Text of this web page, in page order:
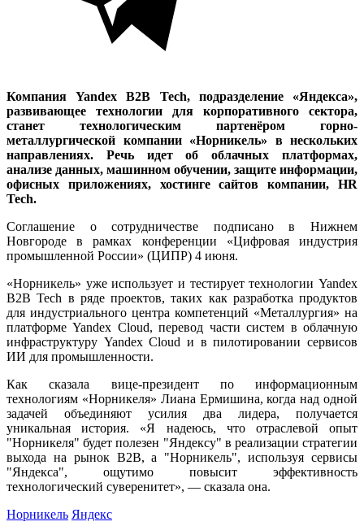
Компания Yandex B2B Tech, подразделение «Яндекса»,
развивающее технологии для корпоративного сектора,
станет технологическим партенёром горно-
металлургической компании «Норникель» в нескольких
направлениях. Речь идет об облачных платформах,
анализе данных, машинном обучении, защите информации,
офисных приложениях, хостинге сайтов компании, HR
Tech.
Соглашение о сотрудничестве подписано в Нижнем
Новгороде в рамках конференции «Цифровая индустрия
промышленной России» (ЦИПР) 4 июня.
«Норникель» уже использует и тестирует технологии Yandex
B2B Tech в ряде проектов, таких как разработка продуктов
для индустриального центра компетенций «Металлургия» на
платформе Yandex Cloud, перевод части систем в облачную
инфраструктуру Yandex Cloud и в пилотировании сервисов
ИИ для промышленности.
Как сказала вице-президент по информационным
технологиям «Норникеля» Лиана Ермишина, когда над одной
задачей объединяют усилия два лидера, получается
уникальная история. «Я надеюсь, что отраслевой опыт
"Норникеля" будет полезен "Яндексу" в реализации стратегии
выхода на рынок B2B, а "Норникель", используя сервисы
"Яндекса", ощутимо повысит эффективность
технологический суверенитет», — сказала она.
Норникель Яндекс